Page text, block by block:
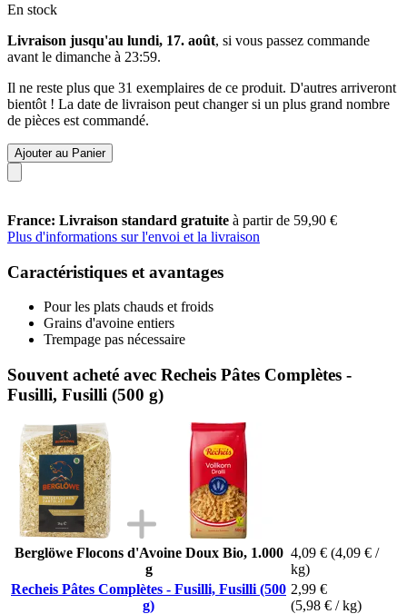
En stock
Livraison jusqu'au lundi, 17. août, si vous passez commande
avant le dimanche à 23:59.
Il ne reste plus que 31 exemplaires de ce produit. D'autres arriveront
bientôt ! La date de livraison peut changer si un plus grand nombre
de pièces est commandé.
Ajouter au Panier
France: Livraison standard gratuite à partir de 59,90 €
Plus d'informations sur l'envoi et la livraison
Caractéristiques et avantages
Pour les plats chauds et froids
Grains d'avoine entiers
Trempage pas nécessaire
Souvent acheté avec Recheis Pâtes Complètes -
Fusilli, Fusilli (500 g)
Berglöwe Flocons d'Avoine Doux Bio, 1.000
g
4,09 € (4,09 € /
kg)
Recheis Pâtes Complètes - Fusilli, Fusilli (500
g)
2,99 €
(5,98 € / kg)